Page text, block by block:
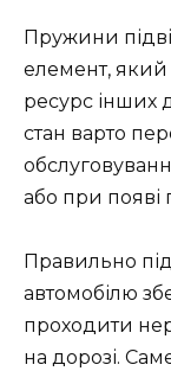
Пружини
елемент, який
ресурс інших
стан варто
або при появі
Правильно
автомобілю
проходити
на дорозі.